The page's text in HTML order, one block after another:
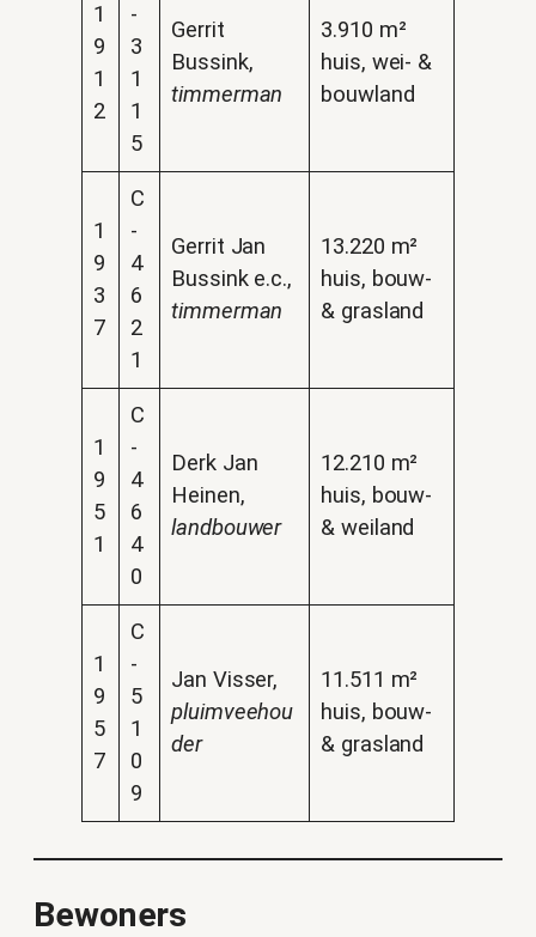
1
9
1
2
-
3
1
1
5
Gerrit
Bussink,
timmerman
3.910 m²
huis, wei- &
bouwland
1
9
3
7
C
-
4
6
2
1
Gerrit Jan
Bussink e.c.,
timmerman
13.220 m²
huis, bouw-
& grasland
1
9
5
1
C
-
4
6
4
0
Derk Jan
Heinen,
landbouwer
12.210 m²
huis, bouw-
& weiland
1
9
5
7
C
-
5
1
0
9
Jan Visser,
pluimveehou
der
11.511 m²
huis, bouw-
& grasland
Bewoners